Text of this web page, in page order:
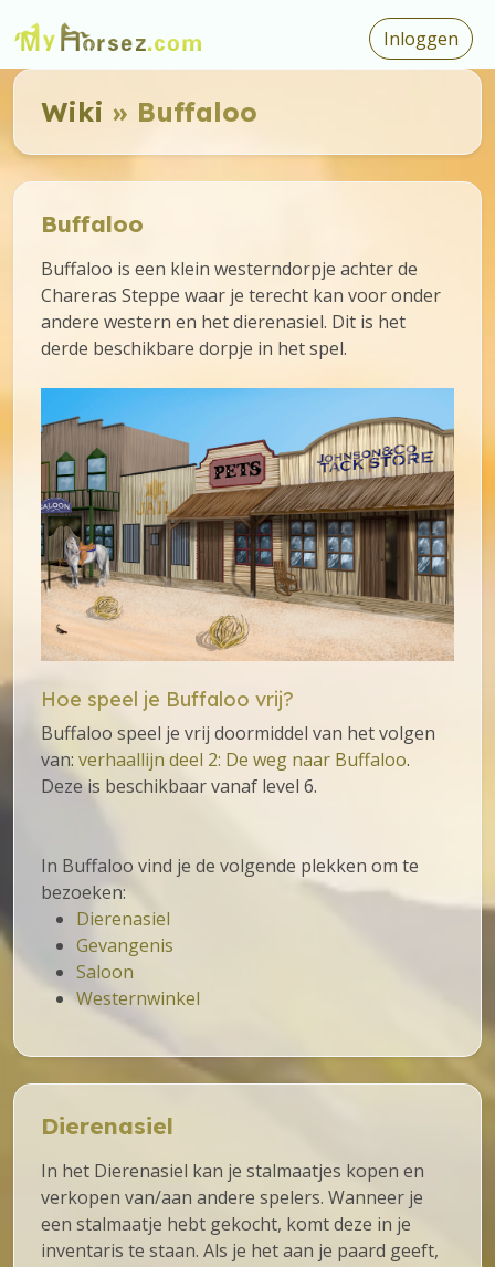
Inloggen
Wiki » Buffaloo
Buffaloo
Buffaloo is een klein westerndorpje achter de
Chareras Steppe waar je terecht kan voor onder
andere western en het dierenasiel. Dit is het
derde beschikbare dorpje in het spel.
Hoe speel je Buffaloo vrij?
Buffaloo speel je vrij doormiddel van het volgen
van: verhaallijn deel 2: De weg naar Buffaloo.
Deze is beschikbaar vanaf level 6.
In Buffaloo vind je de volgende plekken om te
bezoeken:
Dierenasiel
Gevangenis
Saloon
Westernwinkel
Dierenasiel
In het Dierenasiel kan je stalmaatjes kopen en
verkopen van/aan andere spelers. Wanneer je
een stalmaatje hebt gekocht, komt deze in je
inventaris te staan. Als je het aan je paard geeft,